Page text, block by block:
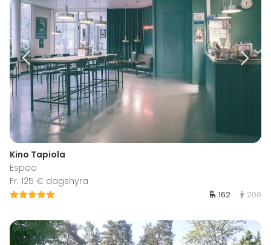
Kino Tapiola
Espoo
Fr. 125 € dagshyra
162 200